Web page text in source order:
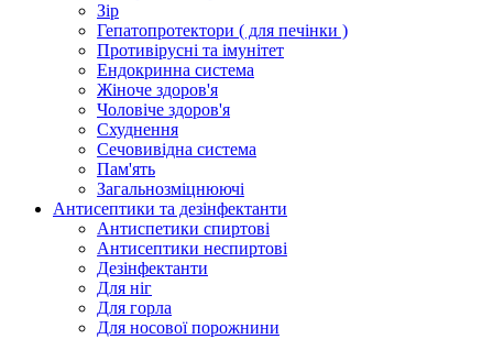
Зір
Гепатопротектори ( для печінки )
Противірусні та імунітет
Ендокринна система
Жіноче здоров'я
Чоловіче здоров'я
Схуднення
Сечовивідна система
Пам'ять
Загальнозміцнюючі
Антисептики та дезінфектанти
Антиспетики спиртові
Антисептики неспиртові
Дезінфектанти
Для ніг
Для горла
Для носової порожнини